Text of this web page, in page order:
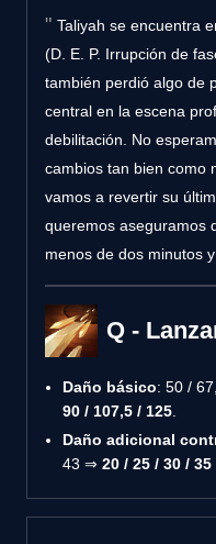
Taliyah se encuentra
(D. E. P. Irrupción de
también perdió algo de
central en la escena
debilitación. No
cambios tan bien como
vamos a revertir su
queremos aseguramos
menos de dos minutos y
Q -
Daño básico: 50 /
90 / 107,5 / 125
Daño adicional
43 ⇒ 20 / 25 / 30 / 35